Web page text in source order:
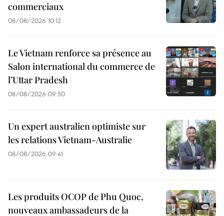
commerciaux
08/08/2026 10:12
Le Vietnam renforce sa présence au
Salon international du commerce de
l’Uttar Pradesh
08/08/2026 09:50
Un expert australien optimiste sur
les relations Vietnam-Australie
08/08/2026 09:41
Les produits OCOP de Phu Quoc,
nouveaux ambassadeurs de la